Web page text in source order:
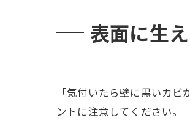
表面に生
「気付いたら壁に黒いカ
ントに注意してください。